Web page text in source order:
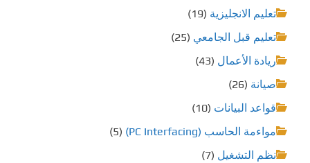
تعليم الانجليزية (19)
تعليم قبل الجامعي (25)
ريادة الأعمال (43)
صيانة (26)
قواعد البيانات (10)
مواءمة الحاسب (PC Interfacing)
(5)
نظم التشغيل (7)